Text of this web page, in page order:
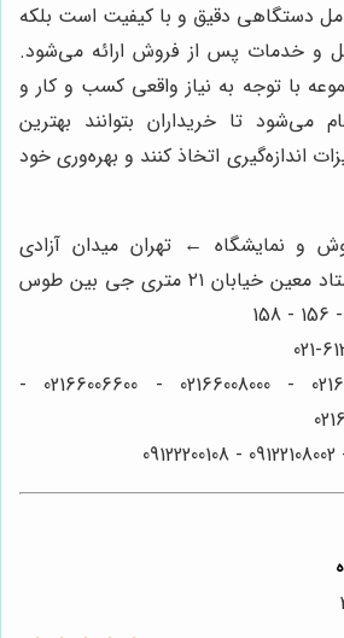
دستگاهی دقیق و با کیفیت است بلکه
و خدمات پس از فروش ارائه می‌شود.
با توجه به نیاز واقعی کسب و کار و
تا خریداران بتوانند بهترین
اندازه‌گیری اتخاذ کنند و بهره‌وری خود
و نمایشگاه ← تهران میدان آزادی
خیابان آزادی میدان استاد معین خیابان ۲۱ متری جی بین طوس
خطوط ویژه: 02166009000 - 02166008000 - 02166006600 -